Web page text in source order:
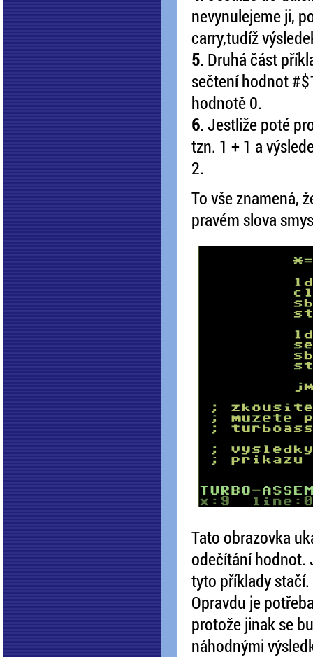
nevynulejeme ji,
carry,tudíž
5. Druhá část
sečtení hodnot
hodnotě 0.
6. Jestliže poté
tzn. 1 + 1 a
2.
To vše znamená,
pravém slova
Tato obrazovka
odečítání hodnot.
tyto příklady stačí.
Opravdu je
protože jinak se
náhodnými